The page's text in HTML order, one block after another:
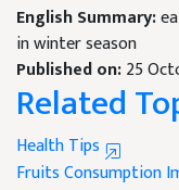
English Summary:
in winter season
Published on:25
Related
Health Tips
Fruits Consumption